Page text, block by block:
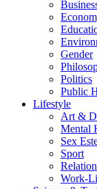
Gender
Politics
Public
Lifestyle
Art &
Mental
Sex
Sport
Work-